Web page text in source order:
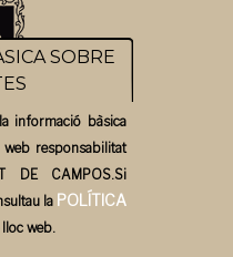
SOBRE
informació bàsica
responsabilitat
DE CAMPOS.Si
la POLÍTICA
web.